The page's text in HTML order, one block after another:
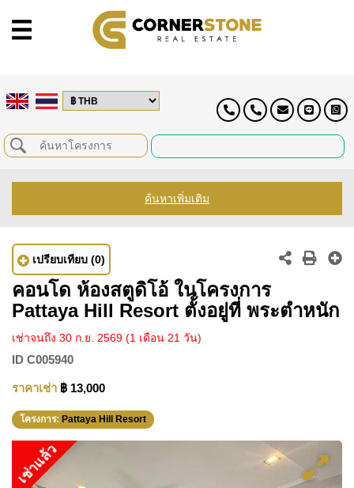
ค้นหาเพิ่มเติม
เปรียบเทียบ (0)
คอนโด ห้องสตูดิโอ้ ในโครงการ
Pattaya Hill Resort ตั้งอยู่ที่ พระตำหนัก
เช่าจนถึง 30 ก.ย. 2569 (1 เดือน 21 วัน)
ID C005940
ราคาเช่า ฿ 13,000
โครงการ: Pattaya Hill Resort
เช่าแล้ว